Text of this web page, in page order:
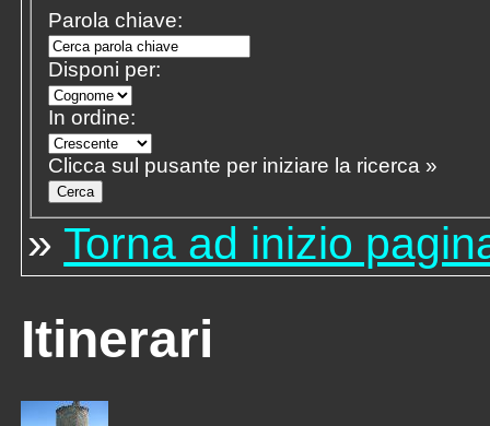
Parola chiave:
Disponi per:
In ordine:
Clicca sul pusante per iniziare la ricerca »
» Torna ad inizio
Itinerari